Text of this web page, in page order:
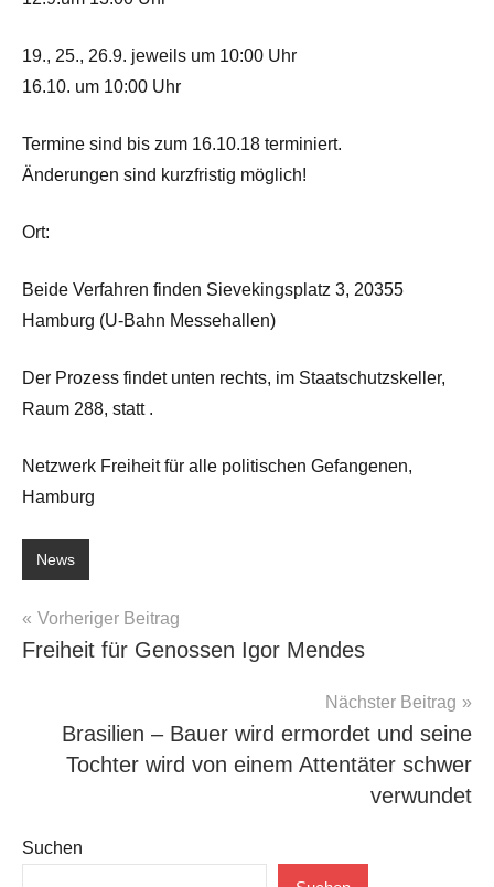
19., 25., 26.9. jeweils um 10:00 Uhr
16.10. um 10:00 Uhr
Termine sind bis zum 16.10.18 terminiert.
Änderungen sind kurzfristig möglich!
Ort:
Beide Verfahren finden Sievekingsplatz 3, 20355
Hamburg (U-Bahn Messehallen)
Der Prozess findet unten rechts, im Staatschutzskeller,
Raum 288, statt .
Netzwerk Freiheit für alle politischen Gefangenen,
Hamburg
News
Beitragsnavigation
Vorheriger Beitrag
Freiheit für Genossen Igor Mendes
Nächster Beitrag
Brasilien – Bauer wird ermordet und seine
Tochter wird von einem Attentäter schwer
verwundet
Suchen